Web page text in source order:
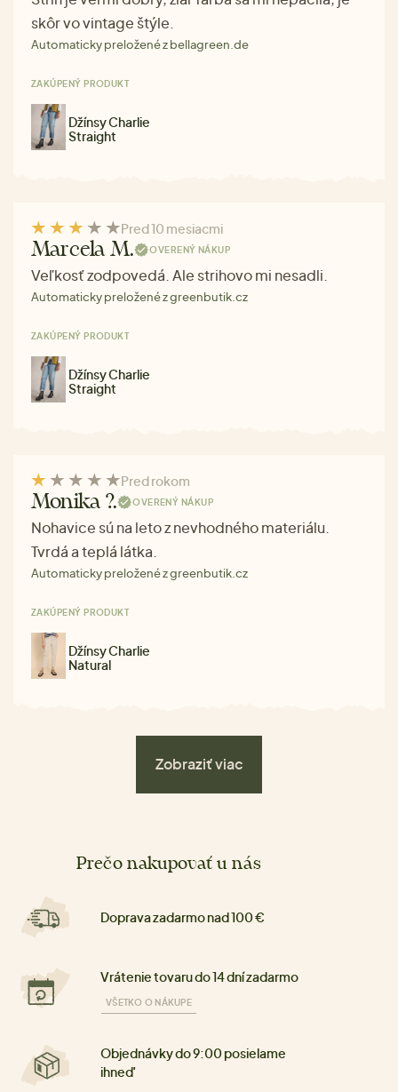
skôr vo vintage štýle.
Automaticky preložené z bellagreen.de
ZAKÚPENÝ PRODUKT
Džínsy Charlie
Straight
Pred 10 mesiacmi
Marcela M. OVERENÝ NÁKUP
Veľkosť zodpovedá. Ale strihovo mi nesadli.
Automaticky preložené z greenbutik.cz
ZAKÚPENÝ PRODUKT
Džínsy Charlie
Straight
Pred rokom
Monika ?. OVERENÝ NÁKUP
Nohavice sú na leto z nevhodného materiálu.
Tvrdá a teplá látka.
Automaticky preložené z greenbutik.cz
ZAKÚPENÝ PRODUKT
Džínsy Charlie
Natural
Zobraziť viac
Prečo nakupovať u nás
Doprava zadarmo nad 100 €
Vrátenie tovaru do 14 dní zadarmo
VŠETKO O NÁKUPE
Objednávky do 9:00 posielame
ihneď